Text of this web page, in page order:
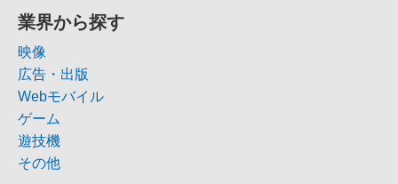
業界から探す
映像
広告・出版
Webモバイル
ゲーム
遊技機
その他